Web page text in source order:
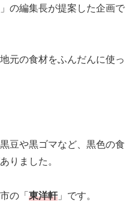
の編集長が提案した企画で
元の食材をふんだんに使っ
豆や黒ゴマなど、黒色の食
りました。
の「 東洋軒」です。